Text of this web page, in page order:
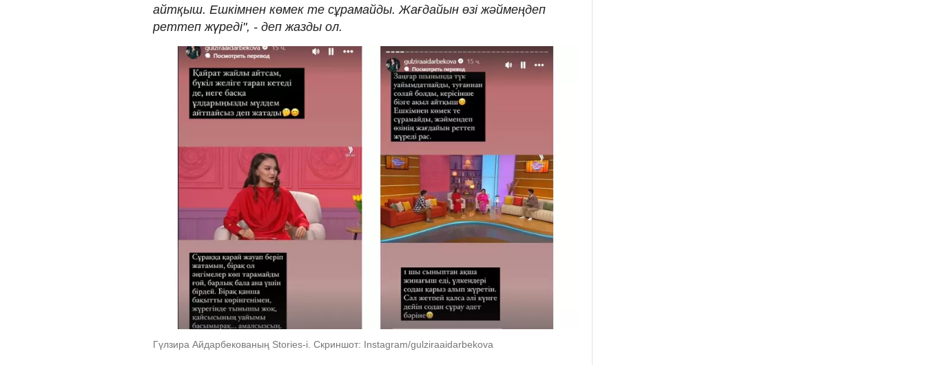
айтқыш. Ешкімнен көмек те сұрамайды. Жағдайын өзі жәймеңдеп
реттеп жүреді", - деп жазды ол.
Гүлзира Айдарбекованың Stories-i. Скриншот: Instagram/gulziraaidarbekova